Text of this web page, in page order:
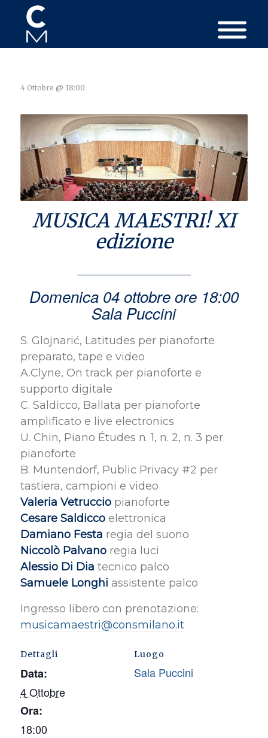
4 Ottobre @ 18:00
MUSICA MAESTRI! XI
edizione
Domenica 04 ottobre ore 18:00
Sala Puccini
S. Glojnarić, Latitudes per pianoforte
preparato, tape e video
A.Clyne, On track per pianoforte e
supporto digitale
C. Saldicco, Ballata per pianoforte
amplificato e live electronics
U. Chin, Piano Études n. 1, n. 2, n. 3 per
pianoforte
B. Muntendorf, Public Privacy #2 per
tastiera, campioni e video
Valeria Vetrucciopianoforte
Cesare Saldiccoelettronica
Damiano Festa regia del suono
Niccolò Palvanoregia luci
Alessio Di Dia tecnico palco
Samuele Longhi assistente palco
Ingresso libero con prenotazione:
musicamaestri@consmilano.it
Dettagli
Data:
4 Ottobre
Ora:
18:00
Luogo
Sala Puccini